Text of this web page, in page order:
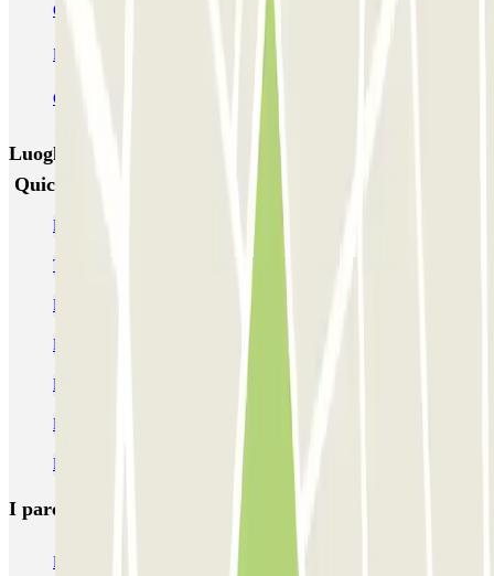
Garage Florentia Garage Tornabuoni
Firparking - Shuttle - Aeroporto di Firenze Peretola
Garage San Zanobi Garage Sant'Orsola
Luoghi ed eventi che potrebbero interessarti vicino a
Quick Novoli San Donato Firenze
Parcheggi all'Ippodromo del Visarno
Trova parcheggio per Firenze Rocks
Parcheggi vicino al Parco delle Cascine
Parcheggi alla Stazione di Firenze Rifredi
Parcheggio al Teatro del Maggio Musicale Fiorentino
Parcheggio alla Stazione di Firenze Porta al Prato
Parcheggio alla Stazione Leopolda
I parcheggi
Parcheggio Venezia Parcheggio Piazzale Roma Venezia